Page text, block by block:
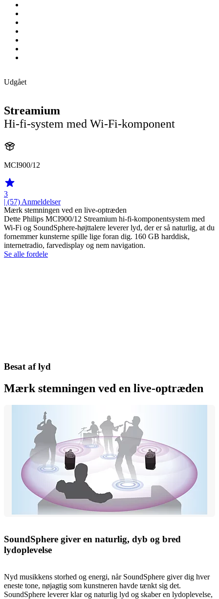
Udgået
Streamium
Hi-fi-system med Wi-Fi-komponent
MCI900/12
3
| (57) Anmeldelser
Mærk stemningen ved en live-optræden
Dette Philips MCI900/12 Streamium hi-fi-komponentsystem med
Wi-Fi og SoundSphere-højttalere leverer lyd, der er så naturlig, at du
fornemmer kunsterne spille lige foran dig. 160 GB harddisk,
internetradio, farvedisplay og nem navigation.
Se alle fordele
Besat af lyd
Mærk stemningen ved en live-optræden
SoundSphere giver en naturlig, dyb og bred
lydoplevelse
Nyd musikkens storhed og energi, når SoundSphere giver dig hver
eneste tone, nøjagtig som kunstneren havde tænkt sig det.
SoundSphere leverer klar og naturlig lyd og skaber en lydoplevelse,